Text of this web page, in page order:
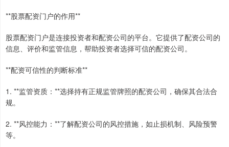
**股票配资门户的作用**
股票配资门户是连接投资者和配资公司的平台。它提供了配资公司的
信息、评价和监管信息，帮助投资者选择可信的配资公司。
**配资可信性的判断标准**
1. **监管资质：**选择持有正规监管牌照的配资公司，确保其合法合
规。
2. **风控能力：**了解配资公司的风控措施，如止损机制、风险预警
等。